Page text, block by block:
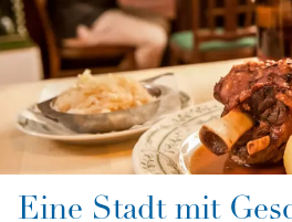
Eine Stadt mit